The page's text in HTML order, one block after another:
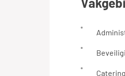
Catering